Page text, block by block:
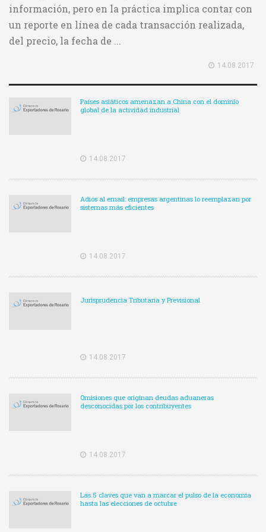
información, pero en la práctica implica contar con
un reporte en línea de cada transacción realizada,
del precio, la fecha de ...
14.08.2017
Países asiáticos amenazan a China con el dominio
global de la actividad industrial
14.08.2017
Adiós al email: empresas argentinas lo reemplazan por
sistemas más eficientes
14.08.2017
Jurisprudencia Tributaria y Previsional
14.08.2017
Omisiones que originan deudas aduaneras
desconocidas por los contribuyentes
14.08.2017
Las 5 claves que van a marcar el pulso de la economía
hasta las elecciones de octubre